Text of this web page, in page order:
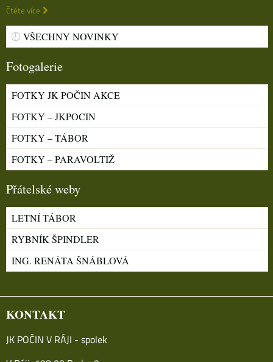
Čtěte více
VŠECHNY NOVINKY
Fotogalerie
FOTKY JK POČIN AKCE
FOTKY – JKPOCIN
FOTKY – TÁBOR
FOTKY – PARAVOLTIŽ
Přátelské weby
LETNÍ TÁBOR
RYBNÍK ŠPINDLER
ING. RENÁTA ŠNÁBLOVÁ
KONTAKT
JK POČIN V RÁJI - spolek